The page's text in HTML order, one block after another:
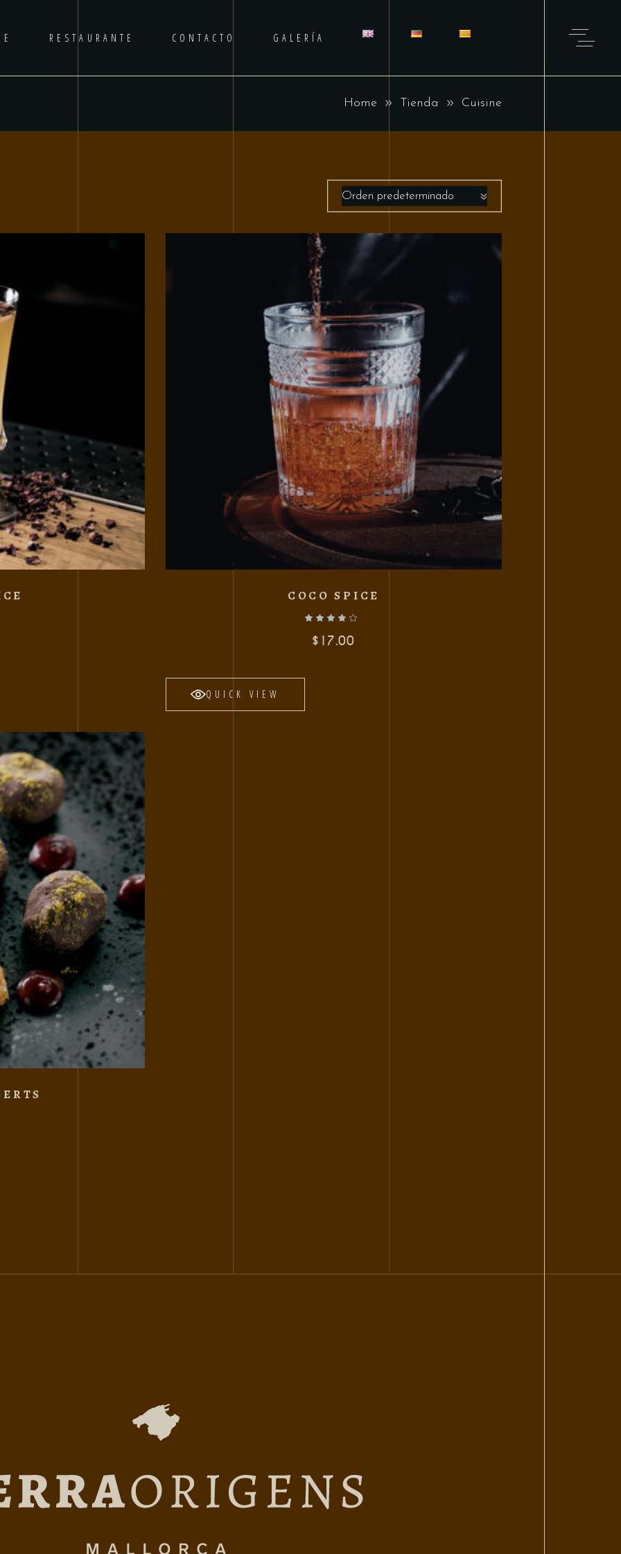
RESTAURANTE CONTACTO GALERÍA
Home Tienda Cuisine
Orden predeterminado
COCO SPICE
$ 17.00
QUICK VIEW